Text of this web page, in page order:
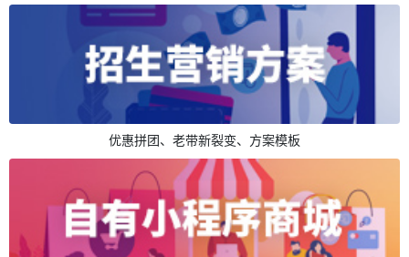
优惠拼团、老带新裂变、方案模板